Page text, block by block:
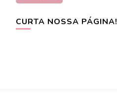
CURTA NOSSA PÁGINA!